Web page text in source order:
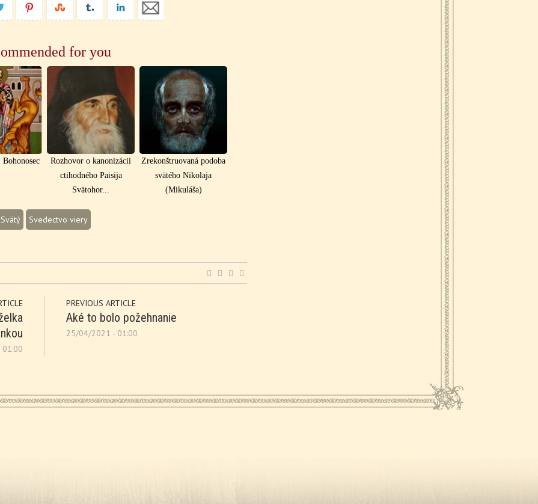
for you
Rozhovor o kanonizácii
ctihodného Paisija
Svätohor...
Zrekonštruovaná podoba
svätého Nikolaja
(Mikuláša)
Svätý Svedectvo viery
PREVIOUS ARTICLE
Aké to bolo požehnanie
25/04/2021 - 01:00